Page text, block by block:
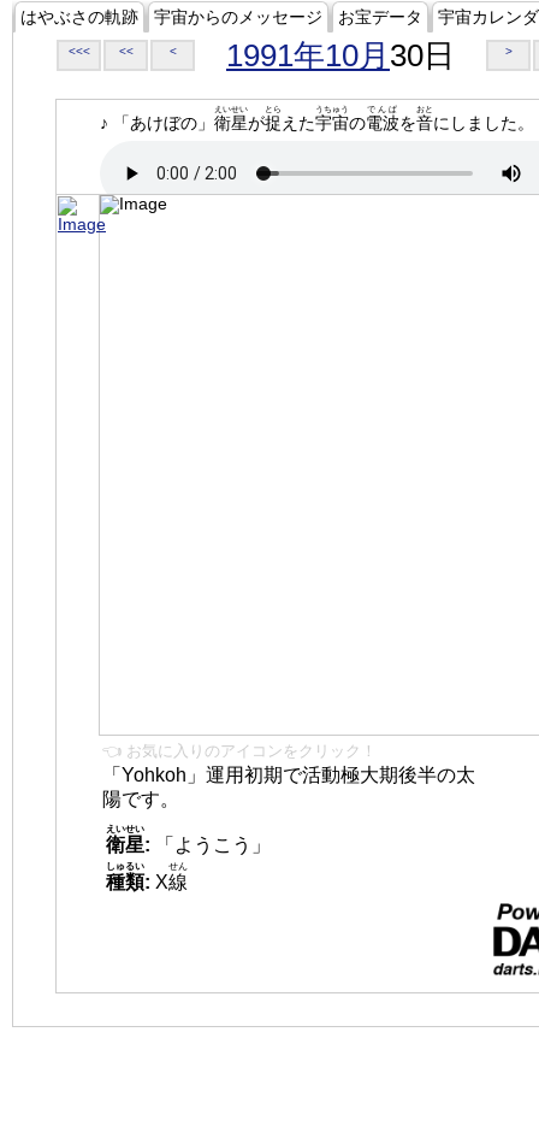
はやぶさの軌跡 宇宙からのメッセージ お宝データ 宇宙カレン
<<< << < 1991年10月 30日 >
♪ 「あけぼの」 衛星
えいせい
が捉
とら
えた宇宙
うちゅう
の電波
でんぱ
を音
おと
にしました。
👈 お気に入りのアイコンをクリック！
「Yohkoh」運用初期で活動極大期後半の太
陽です。
衛星
えいせい
:
「ようこう」
種類
しゅるい
: X線
せん